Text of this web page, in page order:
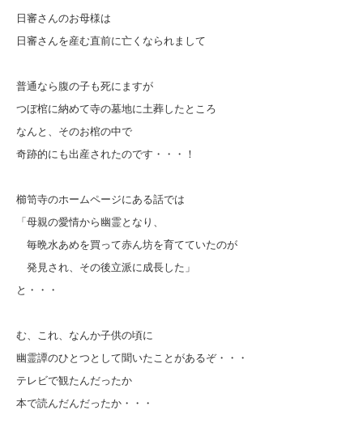
日審さんのお母様は
日審さんを産む直前に亡くなられまして
普通なら腹の子も死にますが
つぼ棺に納めて寺の墓地に土葬したところ
なんと、そのお棺の中で
奇跡的にも出産されたのです・・・！
櫛笥寺のホームページにある話では
「母親の愛情から幽霊となり、
毎晩水あめを買って赤ん坊を育てていたのが
発見され、その後立派に成長した」
と・・・
む、これ、なんか子供の頃に
幽霊譚のひとつとして聞いたことがあるぞ・・・
テレビで観たんだったか
本で読んだんだったか・・・